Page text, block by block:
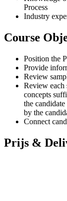
Process
Industry
Course
Position the
Provide
Review
Review each
concepts
the
by the
Connect
Prijs &